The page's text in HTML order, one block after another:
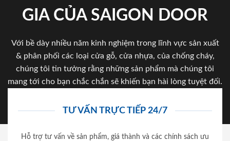
GIA CỦA SAIGON DOOR
Với bề dày nhiều năm kinh nghiệm trong lĩnh vực sản xuất
& phân phối các loại cửa gỗ, cửa nhựa, của chống cháy,
chúng tôi tin tưởng rằng những sản phẩm mà chúng tôi
mang tới cho bạn chắc chắn sẽ khiến bạn hài lòng tuyệt đối.
TƯ VẤN TRỰC TIẾP 24/7
Hỗ trợ tư vấn về sản phẩm, giá thành và các chính sách ưu